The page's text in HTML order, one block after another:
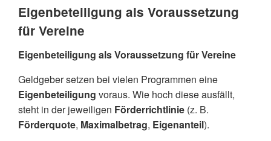
Eigenbeteiligung als Voraussetzung
für Vereine
Eigenbeteiligung als Voraussetzung für Vereine
Geldgeber setzen bei vielen Programmen eine
Eigenbeteiligung voraus. Wie hoch diese ausfällt,
steht in der jeweiligen Förderrichtlinie (z. B.
Förderquote, Maximalbetrag, Eigenanteil).